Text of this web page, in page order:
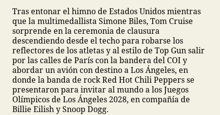
Tras entonar el himno de Estados Unidos mientras
que la multimedallista Simone Biles, Tom Cruise
sorprende en la ceremonia de clausura
descendiendo desde el techo para robarse los
reflectores de los atletas y al estilo de Top Gun salir
por las calles de París con la bandera del COI y
abordar un avión con destino a Los Ángeles, en
donde la banda de rock Red Hot Chili Peppers se
presentaron para invitar al mundo a los Juegos
Olímpicos de Los Ángeles 2028, en compañía de
Billie Eilish y Snoop Dogg.